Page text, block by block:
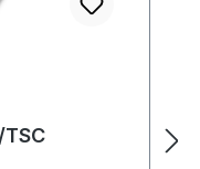
von 5 von 5 Sternen